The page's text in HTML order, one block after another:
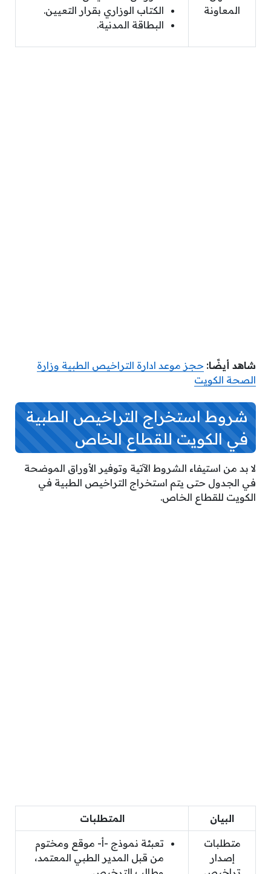
المعاونة
الكتاب الوزاري بقرار التعيين.
البطاقة المدنية.
شاهد أيضًا: حجز موعد ادارة التراخيص الطبية وزارة
الصحة الكويت
شروط استخراج التراخيص الطبية
في الكويت للقطاع الخاص
لا بد من استيفاء الشروط الآتية وتوفير الأوراق الموضحة
في الجدول حتى يتم استخراج التراخيص الطبية في
الكويت للقطاع الخاص.
البيان المتطلبات
متطلبات
إصدار
تعبئة نموذج -أ- موقع ومختوم
من قبل المدير الطبي المعتمد،